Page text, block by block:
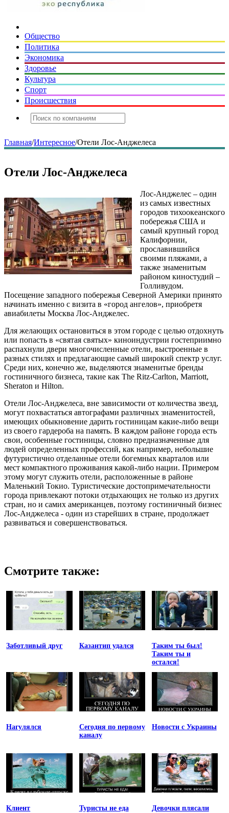
Общество
Политика
Экономика
Здоровье
Культура
Спорт
Происшествия
Главная/Интересное/Отели Лос-Анджелеса
Отели Лос-Анджелеса
Лос-Анджелес – один
из самых известных
городов тихоокеанского
побережья США и
самый крупный город
Калифорнии,
прославившийся
своими пляжами, а
также знаменитым
районом киностудий –
Голливудом.
Посещение западного побережья Северной Америки принято
начинать именно с визита в «город ангелов», приобретя
авиабилеты Москва Лос-Анджелес.
Для желающих остановиться в этом городе с целью отдохнуть
или попасть в «святая святых» киноиндустрии гостеприимно
распахнули двери многочисленные отели, выстроенные в
разных стилях и предлагающие самый широкий спектр услуг.
Среди них, конечно же, выделяются знаменитые бренды
гостиничного бизнеса, такие как The Ritz-Carlton, Marriott,
Sheraton и Hilton.
Отели Лос-Анджелеса, вне зависимости от количества звезд,
могут похвастаться автографами различных знаменитостей,
имеющих обыкновение дарить гостиницам какие-либо вещи
из своего гардероба на память. В каждом районе города есть
свои, особенные гостиницы, словно предназначенные для
людей определенных профессий, как например, небольшие
футуристично отделанные отели богемных кварталов или
мест компактного проживания какой-либо нации. Примером
этому могут служить отели, расположенные в районе
Маленький Токио. Туристические достопримечательности
города привлекают потоки отдыхающих не только из других
стран, но и самих американцев, поэтому гостиничный бизнес
Лос-Анджелеса - один из старейших в стране, продолжает
развиваться и совершенствоваться.
Смотрите также:
Заботливый друг Казантип удался
Таким ты был!
Таким ты и
остался!
Нагулялся
Сегодня по первому
каналу
Новости с Украины
Клиент Туристы не еда Девочки плясали